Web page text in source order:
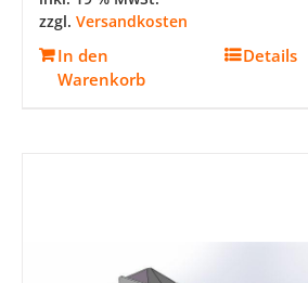
zzgl. Versandkosten
In den
Warenkorb
Details